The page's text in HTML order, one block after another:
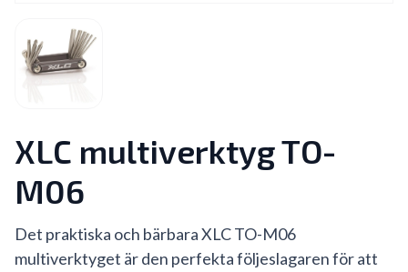
XLC multiverktyg TO-
M06
Det praktiska och bärbara XLC TO-M06
multiverktyget är den perfekta följeslagaren för att